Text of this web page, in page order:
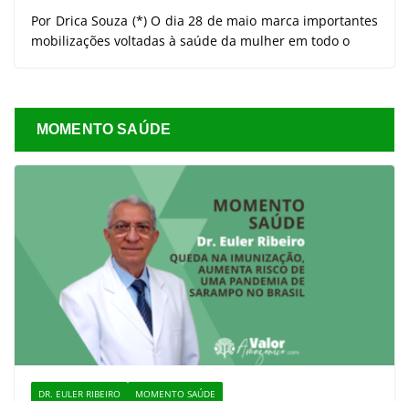
Por Drica Souza (*) O dia 28 de maio marca importantes
mobilizações voltadas à saúde da mulher em todo o
MOMENTO SAÚDE
DR. EULER RIBEIRO MOMENTO SAÚDE